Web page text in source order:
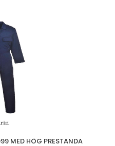
MED HÖG PRESTANDA